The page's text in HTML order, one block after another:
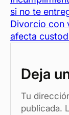
c
e
b
o
k
ail
si no te
Divorcio con
afecta
Deja
Tu
publicada.